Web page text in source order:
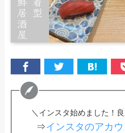
＼インスタ始めました！
⇒インスタのアカ